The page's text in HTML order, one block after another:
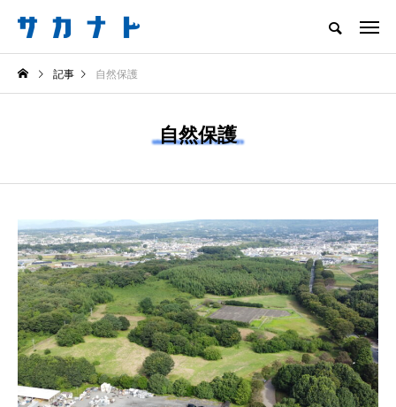
サカナをもっと好きになる
知る 食べる 楽しむ
サカナを知ろう
＜ツバメウオ＞は意外
と美味しい！ “でかい
鰭”が特徴的な魚を実
意外と簡単！ 100均で
買った道具で＜魚のは
く製＞を作ってみた
記事 自然保護
自然保護